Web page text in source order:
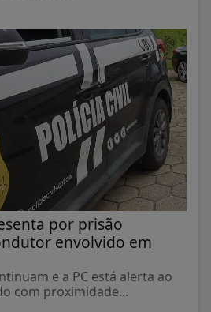
por prisão
envolvido em
e a PC está alerta ao
com proximidade...